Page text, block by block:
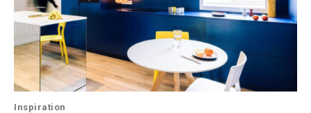
Inspiration